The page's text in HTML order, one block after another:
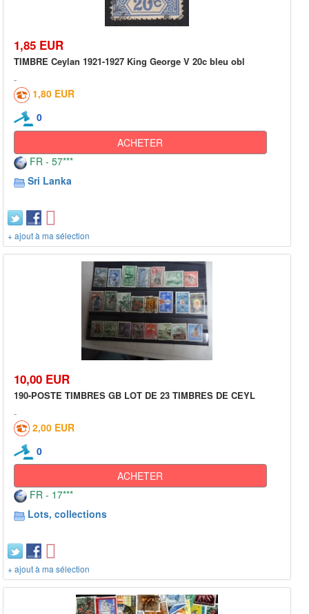
1,85 EUR
TIMBRE Ceylan 1921-1927 King George V 20c bleu obl
1,80 EUR
0
ACHETER
FR - 57***
Sri Lanka
+ ajout à ma sélection
10,00 EUR
190-POSTE TIMBRES GB LOT DE 23 TIMBRES DE CEYL
2,00 EUR
0
ACHETER
FR - 17***
Lots, collections
+ ajout à ma sélection